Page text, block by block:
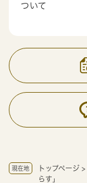
現在地 トップページ >
らす」
ついて